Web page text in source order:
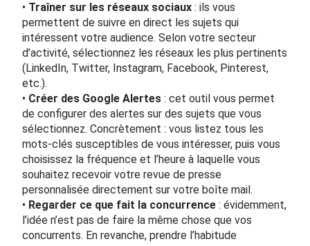
• Traîner sur les réseaux sociaux : ils vous
permettent de suivre en direct les sujets qui
intéressent votre audience. Selon votre secteur
d’activité, sélectionnez les réseaux les plus pertinents
(LinkedIn, Twitter, Instagram, Facebook, Pinterest,
etc.).
• Créer des Google Alertes : cet outil vous permet
de configurer des alertes sur des sujets que vous
sélectionnez. Concrètement : vous listez tous les
mots-clés susceptibles de vous intéresser, puis vous
choisissez la fréquence et l’heure à laquelle vous
souhaitez recevoir votre revue de presse
personnalisée directement sur votre boîte mail.
• Regarder ce que fait la concurrence : évidemment,
l’idée n’est pas de faire la même chose que vos
concurrents. En revanche, prendre l’habitude